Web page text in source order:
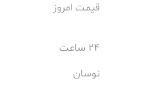
قیمت امروز
۲۴ ساعت
نوسان